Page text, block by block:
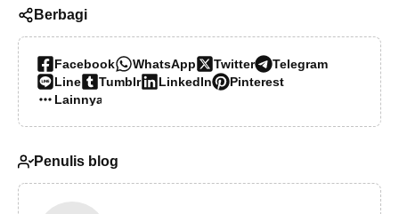
Berbagi
Facebook WhatsApp Twitter
Telegram
Line
Tumblr LinkedIn
Pinterest
Lainnya…
Penulis blog